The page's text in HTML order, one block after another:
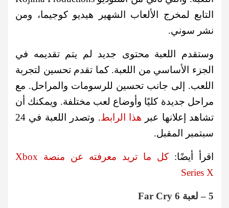
التابع لمخرج الألعاب الشهير هيديو كوجيما، ومن
نشر سوني.
وستقدم اللعبة محتوى جديد لم يتم تقديمه في
الجزء الأساسي من اللعبة. كما تقدم تحسين لتجربة
اللعب. إلى جانب تحسين للرسومات والمراحل. مع
مراحل جديدة كليًا وأوضاع لعب مختلفة. ويمكنك أن
تشاهد إعلانها عبر هذا الرابط
. وتصدر اللعبة في 24
سبتمبر المقبل.
اقرأ أيضًا:
كل ما تريد معرفته عن منصة Xbox
Series X
5 – لعبة Far Cry 6